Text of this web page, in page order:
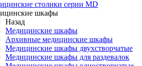
столики серии MD
шкафы
Назад
Медицинские шкафы
Архивные медицинские шкафы
Медицинские шкафы двухстворчатые
Медицинские шкафы для раздевалок